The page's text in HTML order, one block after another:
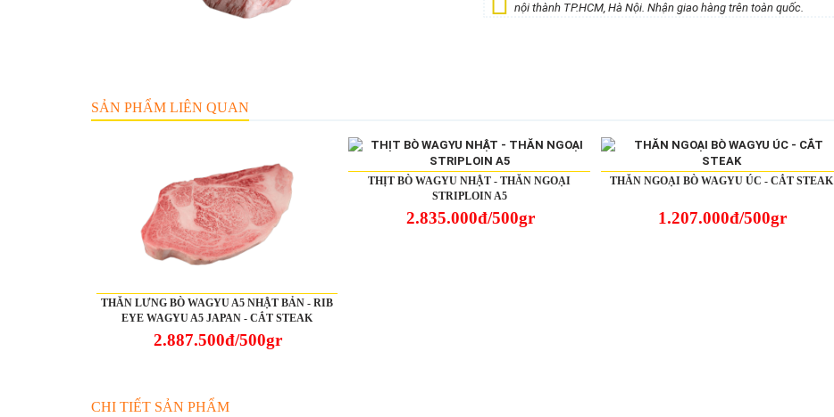
nội thành TP.HCM, Hà Nội. Nhận giao hàng trên toàn quốc.
SẢN PHẨM LIÊN QUAN
THĂN LƯNG BÒ WAGYU A5 NHẬT BẢN - RIB
EYE WAGYU A5 JAPAN - CẮT STEAK
2.887.500đ/500gr
THỊT BÒ WAGYU NHẬT - THĂN NGOẠI
STRIPLOIN A5
2.835.000đ/500gr
THĂN NGOẠI BÒ WAGYU ÚC - CẮT STEAK
1.207.000đ/500gr
CHI TIẾT SẢN PHẨM